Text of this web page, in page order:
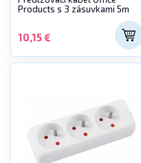
Products s 3 zásuvkami 5m
10,15 €